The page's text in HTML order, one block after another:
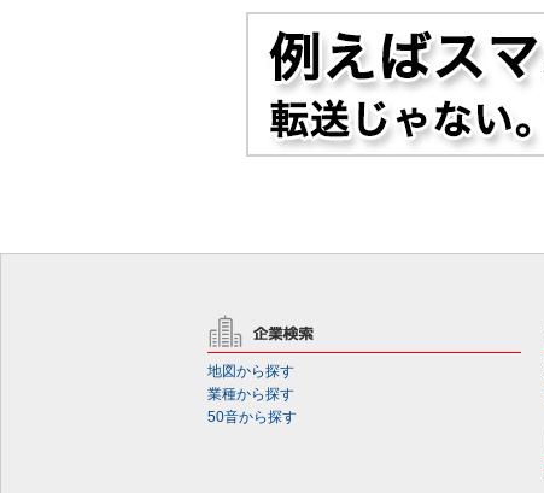
地図から探す
業種から探す
50音から探す